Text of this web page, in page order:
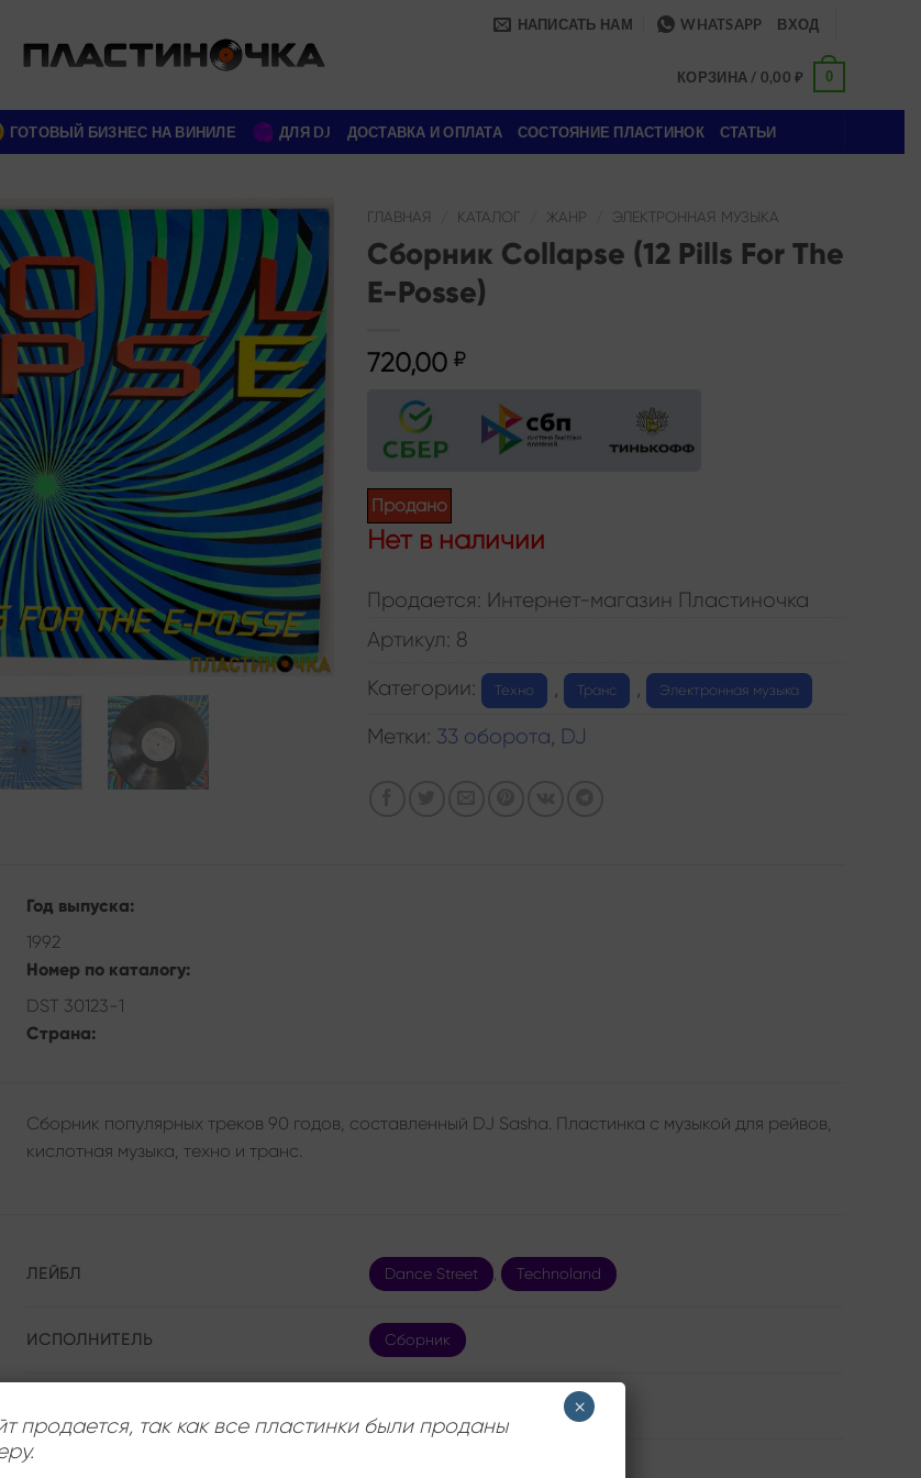
НАПИСАТЬ НАМ WHATSAPP ВХОД
КОРЗИНА / 0,00₽ 0
ГОТОВЫЙ БИЗНЕС НА ВИНИЛЕ ДЛЯ DJ ДОСТАВКА И ОПЛАТА СОСТОЯНИЕ ПЛАСТИНОК СТАТЬИ
Add to
wishlist
ГЛАВНАЯ КАТАЛОГ ЖАНР ЭЛЕКТРОННАЯ МУЗЫКА
Сборник Collapse (12 Pills For The
E-Posse)
720,00 ₽
Продано
Нет в наличии
Продается: Интернет-магазин Пластиночка
Артикул: 8
Категории:
Техно , Транс , Электронная музыка
Метки: 33 оборота, DJ
Год выпуска:
1992
Номер по каталогу:
DST 30123-1
Страна:
Сборник популярных треков 90 годов, составленный DJ Sasha. Пластинка с музыкой для рейвов,
кислотная музыка, техно и транс.
ЛЕЙБЛ Dance Street , Technoland
ИСПОЛНИТЕЛЬ Сборник
продается, так как все пластинки были проданы
×